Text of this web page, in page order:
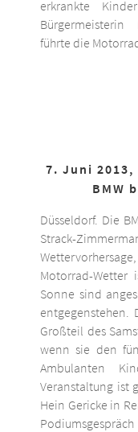
erkrankte
Bürgermeisterin
führte die
7. Juni
BMW
Düsseldorf. Die
Strack-
Motorrad-
Sonne sind
entgegenstehen.
Großteil des
wenn sie den
Ambulanten
Veranstaltung ist
Hein Gericke in